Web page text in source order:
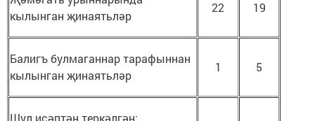
кылынган җинаятьләр
22 19
Балигъ булмаганнар тарафыннан
кылынган җинаятьләр
1 5
Шул исәптән теркәлгән: